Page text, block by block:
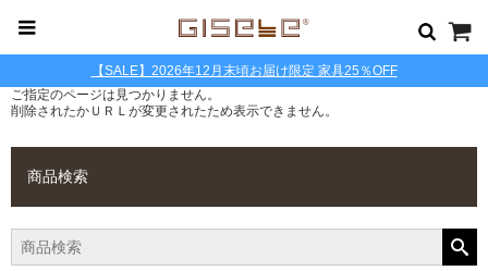
【SALE】2026年12月末頃お届け限定 家具25％OFF
ご指定のページは見つかりません。
削除されたかＵＲＬが変更されたため表示できません。
商品検索